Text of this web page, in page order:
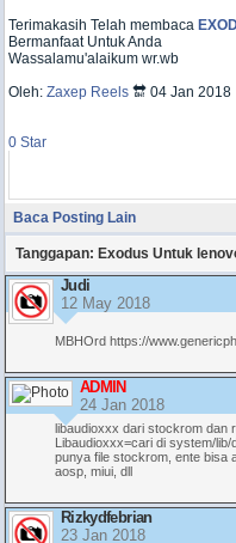
Terimakasih Telah membaca
Bermanfaat Untuk Anda
Wassalamu'alaikum wr.wb
Oleh: Zaxep Reels 🔛 04 Jan 2018
0 Star
Baca Posting Lain
Tanggapan: Exodus Untuk
Judi
12 May 2018
MBHOrd https://
ADMIN
24 Jan 2018
libaudioxxx dari stockrom dan
Libaudioxxx=cari di system/
punya file stockrom, ente bisa
aosp, miui, dll
Rizkydfebrian
23 Jan 2018